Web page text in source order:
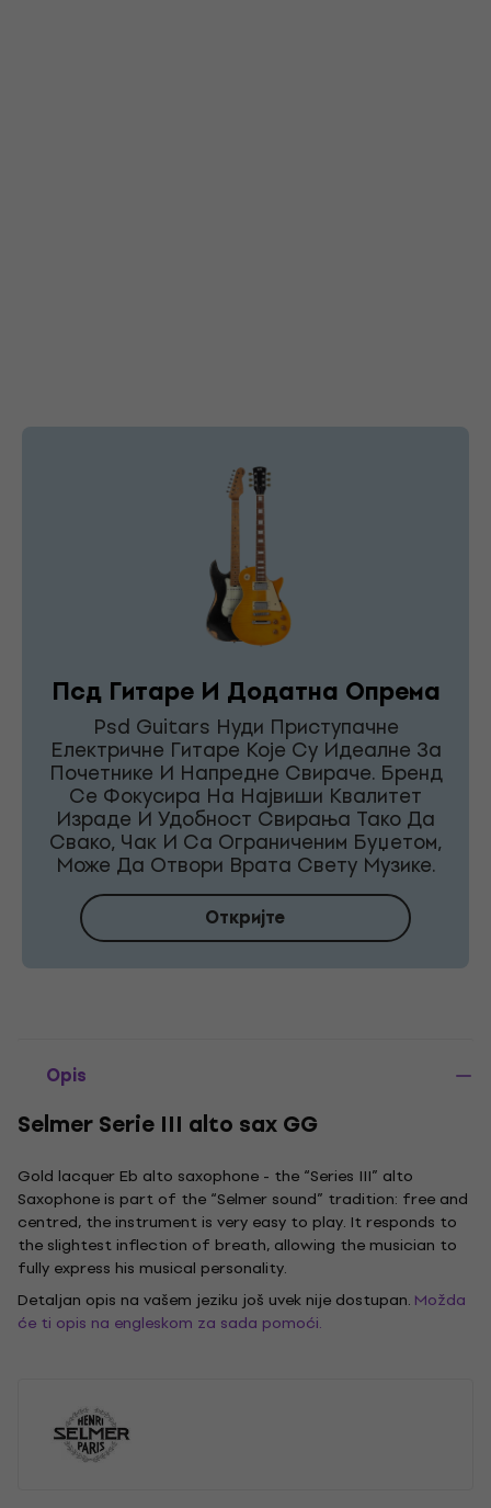
Псд Гитаре И Додатна Опрема
Psd Guitars Нуди Приступачне
Електричне Гитаре Које Су Идеалне За
Почетнике И Напредне Свираче. Бренд
Се Фокусира На Највиши Квалитет
Израде И Удобност Свирања Тако Да
Свако, Чак И Са Ограниченим Буџетом,
Може Да Отвори Врата Свету Музике.
Откријте
Opis
Selmer Serie III alto sax GG
Gold lacquer Eb alto saxophone - the “Series III” alto
Saxophone is part of the “Selmer sound” tradition: free and
centred, the instrument is very easy to play. It responds to
the slightest inflection of breath, allowing the musician to
fully express his musical personality.
Detaljan opis na vašem jeziku još uvek nije dostupan. Možda
će ti opis na engleskom za sada pomoći.